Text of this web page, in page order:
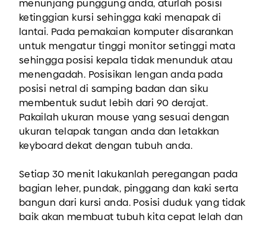
menunjang punggung anda, aturlah posisi
ketinggian kursi sehingga kaki menapak di
lantai. Pada pemakaian komputer disarankan
untuk mengatur tinggi monitor setinggi mata
sehingga posisi kepala tidak menunduk atau
menengadah. Posisikan lengan anda pada
posisi netral di samping badan dan siku
membentuk sudut lebih dari 90 derajat.
Pakailah ukuran mouse yang sesuai dengan
ukuran telapak tangan anda dan letakkan
keyboard dekat dengan tubuh anda.
Setiap 30 menit lakukanlah peregangan pada
bagian leher, pundak, pinggang dan kaki serta
bangun dari kursi anda. Posisi duduk yang tidak
baik akan membuat tubuh kita cepat lelah dan